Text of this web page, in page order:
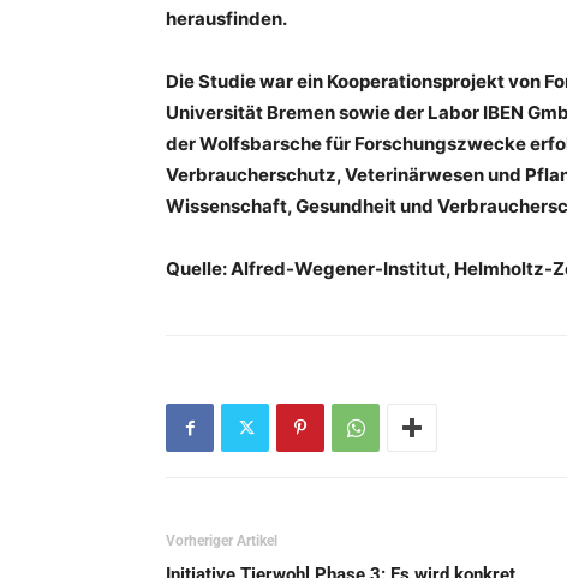
herausfinden.
Die Studie war ein Kooperationsprojekt von
Universität Bremen sowie der Labor IBEN
der Wolfsbarsche für Forschungszwecke
Verbraucherschutz, Veterinärwesen und
Wissenschaft, Gesundheit und
Quelle: Alfred-Wegener-Institut, Helmholtz-
Vorheriger Artikel